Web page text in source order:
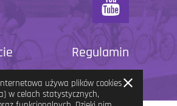
Regulamin
używa plików cookies
w celach statystycznych,